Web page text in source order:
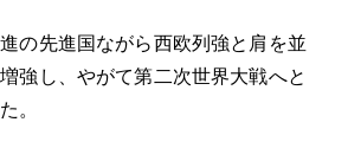
の先進国ながら西欧列強と肩を並
強し、やがて第二次世界大戦へと
。